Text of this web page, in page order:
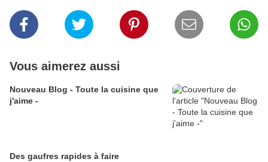
Vous aimerez aussi
Nouveau Blog - Toute la cuisine que
j'aime -
Des gaufres rapides à faire